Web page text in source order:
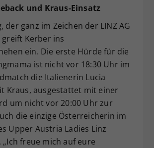
und Kraus-Einsatz
der ganz im Zeichen der LINZ AG
Kerber ins
ein. Die erste Hürde für die
ist nicht vor 18:30 Uhr im
die Italienerin Lucia
Kraus, ausgestattet mit einer
um nicht vor 20:00 Uhr zur
die einzige Österreicherin im
Upper Austria Ladies Linz
„Ich freue mich auf eure